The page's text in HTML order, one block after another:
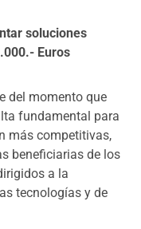
soluciones
Euros
del momento que
fundamental para
más competitivas,
beneficiarias de los
a la
tecnologías y de